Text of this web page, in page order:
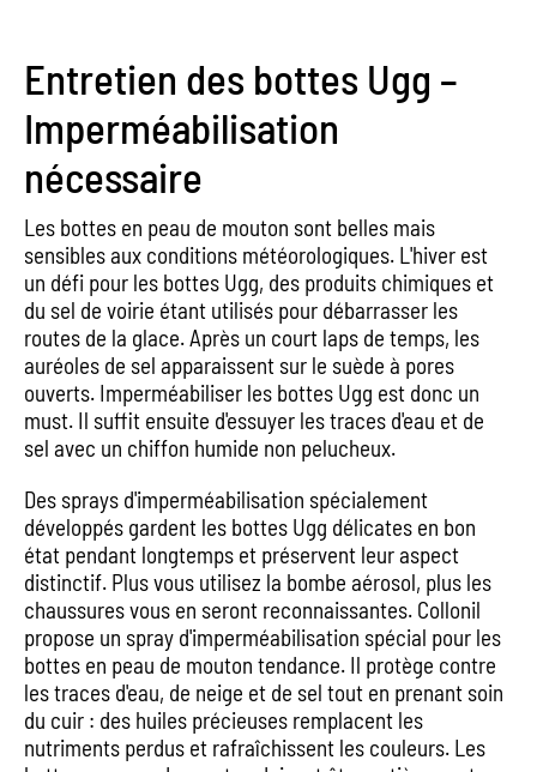
Entretien des bottes Ugg –
Imperméabilisation
nécessaire
Les bottes en peau de mouton sont belles mais
sensibles aux conditions météorologiques. L'hiver est
un défi pour les bottes Ugg, des produits chimiques et
du sel de voirie étant utilisés pour débarrasser les
routes de la glace. Après un court laps de temps, les
auréoles de sel apparaissent sur le suède à pores
ouverts. Imperméabiliser les bottes Ugg est donc un
must. Il suffit ensuite d'essuyer les traces d'eau et de
sel avec un chiffon humide non pelucheux.
Des sprays d'imperméabilisation spécialement
développés gardent les bottes Ugg délicates en bon
état pendant longtemps et préservent leur aspect
distinctif. Plus vous utilisez la bombe aérosol, plus les
chaussures vous en seront reconnaissantes. Collonil
propose un spray d'imperméabilisation spécial pour les
bottes en peau de mouton tendance. Il protège contre
les traces d'eau, de neige et de sel tout en prenant soin
du cuir : des huiles précieuses remplacent les
nutriments perdus et rafraîchissent les couleurs. Les